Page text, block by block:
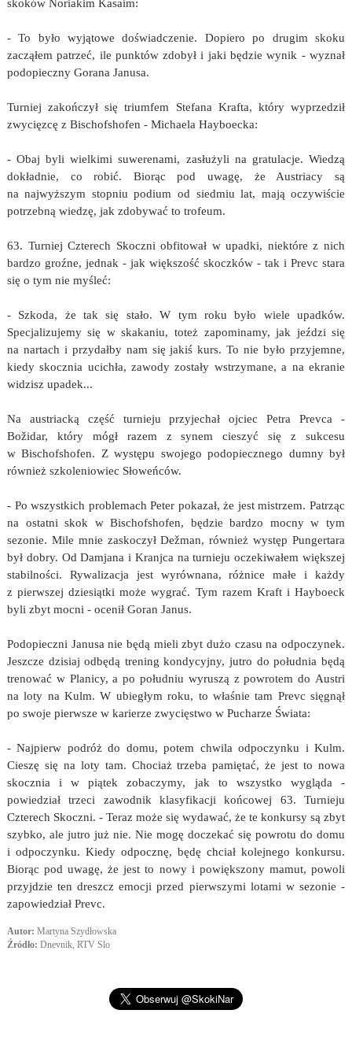
skoków Noriakim Kasaim:
- To było wyjątowe doświadczenie. Dopiero po drugim skoku
zacząłem patrzeć, ile punktów zdobył i jaki będzie wynik - wyznał
podopieczny Gorana Janusa.
Turniej zakończył się triumfem Stefana Krafta, który wyprzedził
zwycięzcę z Bischofshofen - Michaela Hayboecka:
- Obaj byli wielkimi suwerenami, zasłużyli na gratulacje. Wiedzą
dokładnie, co robić. Biorąc pod uwagę, że Austriacy są
na najwyższym stopniu podium od siedmiu lat, mają oczywiście
potrzebną wiedzę, jak zdobywać to trofeum.
63. Turniej Czterech Skoczni obfitował w upadki, niektóre z nich
bardzo groźne, jednak - jak większość skoczków - tak i Prevc stara
się o tym nie myśleć:
- Szkoda, że tak się stało. W tym roku było wiele upadków.
Specjalizujemy się w skakaniu, toteż zapominamy, jak jeździ się
na nartach i przydałby nam się jakiś kurs. To nie było przyjemne,
kiedy skocznia ucichła, zawody zostały wstrzymane, a na ekranie
widzisz upadek...
Na austriacką część turnieju przyjechał ojciec Petra Prevca -
Božidar, który mógł razem z synem cieszyć się z sukcesu
w Bischofshofen. Z występu swojego podopiecznego dumny był
również szkoleniowiec Słoweńców.
- Po wszystkich problemach Peter pokazał, że jest mistrzem. Patrząc
na ostatni skok w Bischofshofen, będzie bardzo mocny w tym
sezonie. Mile mnie zaskoczył Dežman, również występ Pungertara
był dobry. Od Damjana i Kranjca na turnieju oczekiwałem większej
stabilności. Rywalizacja jest wyrównana, różnice małe i każdy
z pierwszej dziesiątki może wygrać. Tym razem Kraft i Hayboeck
byli zbyt mocni - ocenił Goran Janus.
Podopieczni Janusa nie będą mieli zbyt dużo czasu na odpoczynek.
Jeszcze dzisiaj odbędą trening kondycyjny, jutro do południa będą
trenować w Planicy, a po południu wyruszą z powrotem do Austri
na loty na Kulm. W ubiegłym roku, to właśnie tam Prevc sięgnął
po swoje pierwsze w karierze zwycięstwo w Pucharze Świata:
- Najpierw podróż do domu, potem chwila odpoczynku i Kulm.
Cieszę się na loty tam. Chociaż trzeba pamiętać, że jest to nowa
skocznia i w piątek zobaczymy, jak to wszystko wygląda -
powiedział trzeci zawodnik klasyfikacji końcowej 63. Turnieju
Czterech Skoczni. - Teraz może się wydawać, że te konkursy są zbyt
szybko, ale jutro już nie. Nie mogę doczekać się powrotu do domu
i odpoczynku. Kiedy odpocznę, będę chciał kolejnego konkursu.
Biorąc pod uwagę, że jest to nowy i powiększony mamut, powoli
przyjdzie ten dreszcz emocji przed pierwszymi lotami w sezonie -
zapowiedział Prevc.
Autor: Martyna Szydłowska
Źródło: Dnevnik, RTV Slo